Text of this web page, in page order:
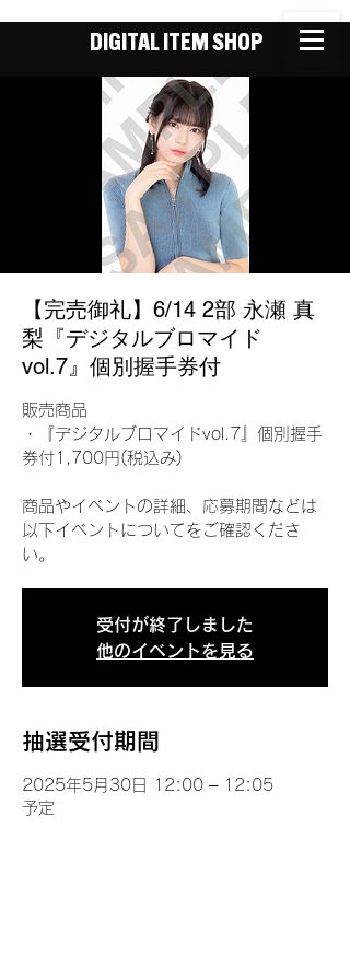
DIGITAL ITEM SHOP
【完売御礼】6/14 2部 永瀬 真
梨『デジタルブロマイド
vol.7』個別握手券付
販売商品
・『デジタルブロマイドvol.7』個別握手
券付1,700円(税込み)
商品やイベントの詳細、応募期間などは
以下イベントについてをご確認くださ
い。
受付が終了しました
他のイベントを見る
抽選受付期間
2025年5月30日 12:00 – 12:05
予定